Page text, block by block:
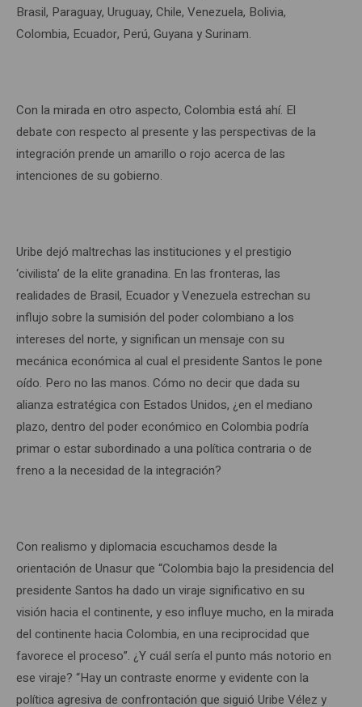
Brasil, Paraguay, Uruguay, Chile, Venezuela, Bolivia,
Colombia, Ecuador, Perú, Guyana y Surinam.
Con la mirada en otro aspecto, Colombia está ahí. El
debate con respecto al presente y las perspectivas de la
integración prende un amarillo o rojo acerca de las
intenciones de su gobierno.
Uribe dejó maltrechas las instituciones y el prestigio
‘civilista’ de la elite granadina. En las fronteras, las
realidades de Brasil, Ecuador y Venezuela estrechan su
influjo sobre la sumisión del poder colombiano a los
intereses del norte, y significan un mensaje con su
mecánica económica al cual el presidente Santos le pone
oído. Pero no las manos. Cómo no decir que dada su
alianza estratégica con Estados Unidos, ¿en el mediano
plazo, dentro del poder económico en Colombia podría
primar o estar subordinado a una política contraria o de
freno a la necesidad de la integración?
Con realismo y diplomacia escuchamos desde la
orientación de Unasur que “Colombia bajo la presidencia del
presidente Santos ha dado un viraje significativo en su
visión hacia el continente, y eso influye mucho, en la mirada
del continente hacia Colombia, en una reciprocidad que
favorece el proceso”. ¿Y cuál sería el punto más notorio en
ese viraje? “Hay un contraste enorme y evidente con la
política agresiva de confrontación que siguió Uribe Vélez y